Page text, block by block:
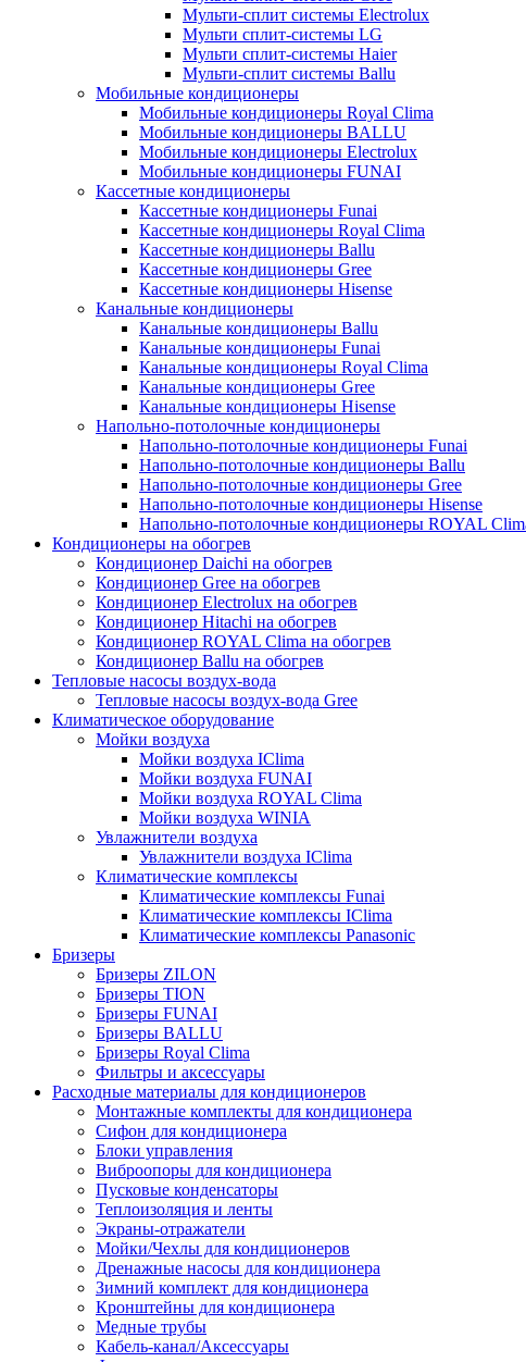
Мульти-сплит системы Electrolux
Мульти сплит-системы LG
Мульти сплит-системы Haier
Мульти-сплит системы Ballu
Мобильные кондиционеры
Мобильные кондиционеры Royal Clima
Мобильные кондиционеры BALLU
Мобильные кондиционеры Electrolux
Мобильные кондиционеры FUNAI
Кассетные кондиционеры
Кассетные кондиционеры Funai
Кассетные кондиционеры Royal Clima
Кассетные кондиционеры Ballu
Кассетные кондиционеры Gree
Кассетные кондиционеры Hisense
Канальные кондиционеры
Канальные кондиционеры Ballu
Канальные кондиционеры Funai
Канальные кондиционеры Royal Clima
Канальные кондиционеры Gree
Канальные кондиционеры Hisense
Напольно-потолочные кондиционеры
Напольно-потолочные кондиционеры Funai
Напольно-потолочные кондиционеры Ballu
Напольно-потолочные кондиционеры Gree
Напольно-потолочные кондиционеры Hisense
Напольно-потолочные кондиционеры ROYAL
Кондиционеры на обогрев
Кондиционер Daichi на обогрев
Кондиционер Gree на обогрев
Кондиционер Electrolux на обогрев
Кондиционер Hitachi на обогрев
Кондиционер ROYAL Clima на обогрев
Кондиционер Ballu на обогрев
Тепловые насосы воздух-вода
Тепловые насосы воздух-вода Gree
Климатическое оборудование
Мойки воздуха
Мойки воздуха IClima
Мойки воздуха FUNAI
Мойки воздуха ROYAL Clima
Мойки воздуха WINIA
Увлажнители воздуха
Увлажнители воздуха IClima
Климатические комплексы
Климатические комплексы Funai
Климатические комплексы IClima
Климатические комплексы Panasonic
Бризеры
Бризеры ZILON
Бризеры TION
Бризеры FUNAI
Бризеры BALLU
Бризеры Royal Clima
Фильтры и аксессуары
Расходные материалы для кондиционеров
Монтажные комплекты для кондиционера
Сифон для кондиционера
Блоки управления
Виброопоры для кондиционера
Пусковые конденсаторы
Теплоизоляция и ленты
Экраны-отражатели
Мойки/Чехлы для кондиционеров
Дренажные насосы для кондиционера
Зимний комплект для кондиционера
Кронштейны для кондиционера
Медные трубы
Кабель-канал/Аксессуары